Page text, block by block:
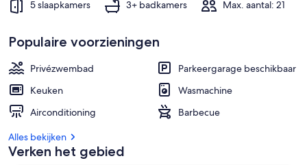
5 slaapkamers 3+ badkamers Max. aantal: 21
Populaire voorzieningen
Privézwembad
Parkeergarage beschikbaar
Keuken
Wasmachine
Airconditioning
Barbecue
Alles bekijken
Verken het gebied